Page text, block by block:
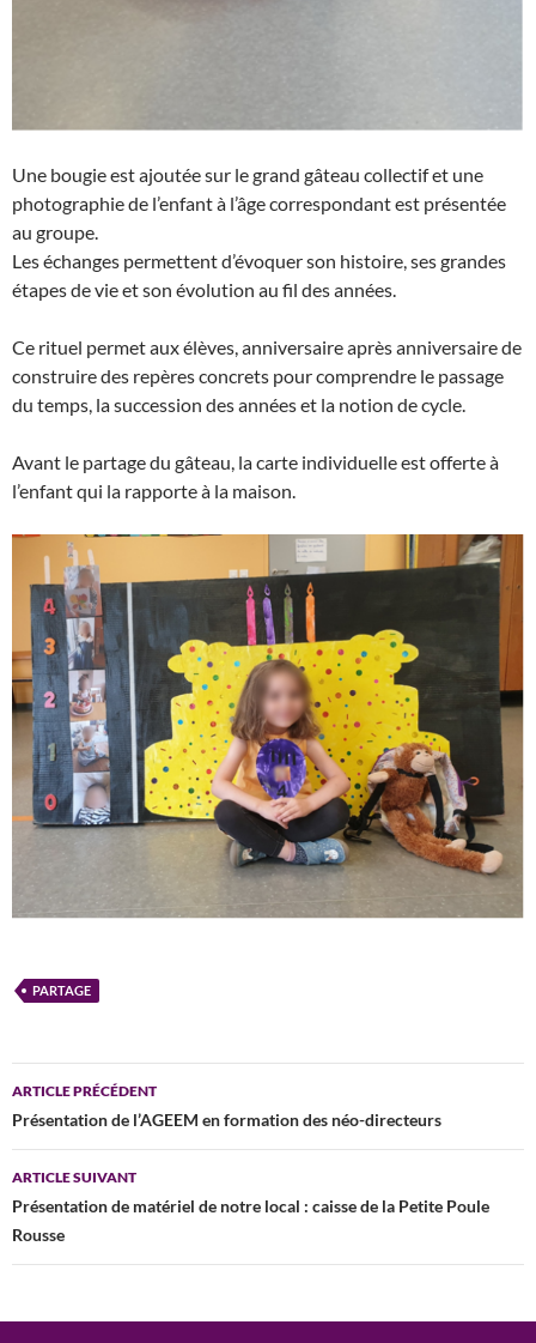
Une bougie est ajoutée sur le grand gâteau collectif et une
photographie de l’enfant à l’âge correspondant est présentée
au groupe.
Les échanges permettent d’évoquer son histoire, ses grandes
étapes de vie et son évolution au fil des années.
Ce rituel permet aux élèves, anniversaire après anniversaire de
construire des repères concrets pour comprendre le passage
du temps, la succession des années et la notion de cycle.
Avant le partage du gâteau, la carte individuelle est offerte à
l’enfant qui la rapporte à la maison.
PARTAGE
Navigation
des
articles
ARTICLE PRÉCÉDENT
Présentation de l’AGEEM en formation des néo-directeurs
ARTICLE SUIVANT
Présentation de matériel de notre local : caisse de la Petite Poule
Rousse